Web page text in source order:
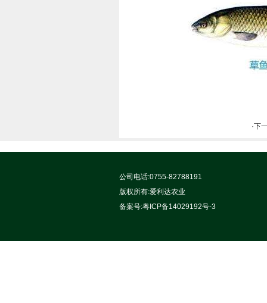
·下
公司电话:0755-82788191
版权所有:爱利达农业
备案号:粤ICP备14029192号-3